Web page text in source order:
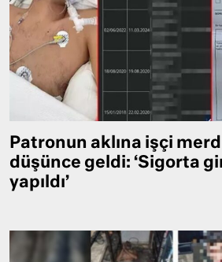
Patronun aklına işçi
düşünce geldi: ‘Sigorta
yapıldı’